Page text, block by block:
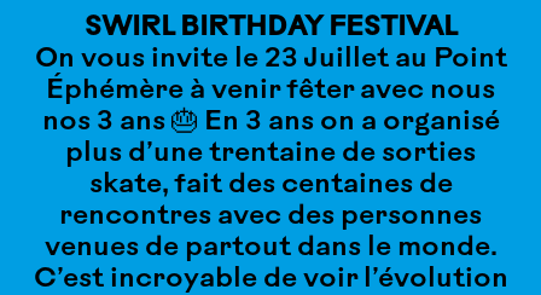
SWIRL BIRTHDAY FESTIVAL
On vous invite le 23 Juillet au Point
Éphémère à venir fêter avec nous
nos 3 ans 🎂 En 3 ans on a organisé
plus d’une trentaine de sorties
skate, fait des centaines de
rencontres avec des personnes
venues de partout dans le monde.
C’est incroyable de voir l’évolution